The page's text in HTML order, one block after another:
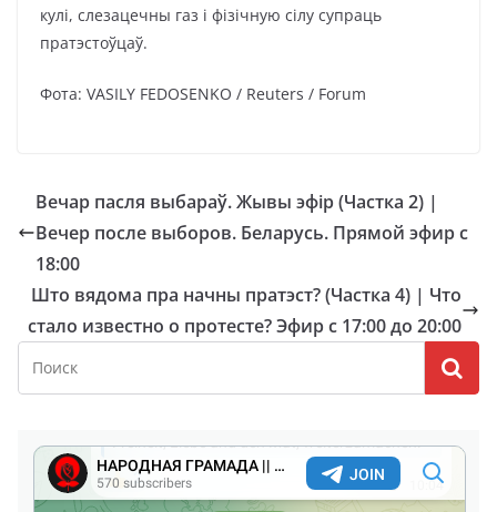
кулі, слезацечны газ і фізічную сілу супраць
пратэстоўцаў.
Фота: VASILY FEDOSENKO / Reuters / Forum
Вечар пасля выбараў. Жывы эфір (Частка 2) |
Вечер после выборов. Беларусь. Прямой эфир с
18:00
Што вядома пра начны пратэст? (Частка 4) | Что
стало известно о протесте? Эфир с 17:00 до 20:00